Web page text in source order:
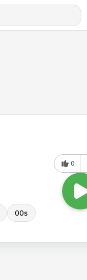
00s
0